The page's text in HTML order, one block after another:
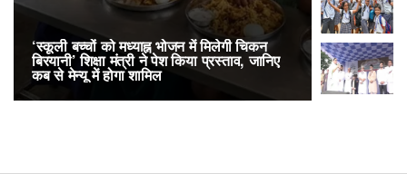
‘स्कूली बच्चों को मध्याह्न भोजन में मिलेगी चिकन
बिरयानी’ शिक्षा मंत्री ने पेश किया प्रस्ताव, जानिए
कब से मेन्यू में होगा शामिल
RailOne
लोकप्रिय,
अनारक्षित